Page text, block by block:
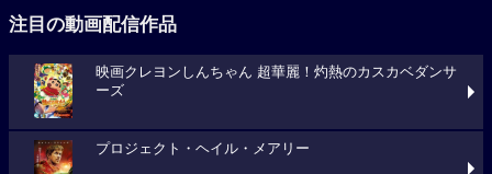
注目の動画配信作品
映画クレヨンしんちゃん 超華麗！灼熱のカスカベダンサ
ーズ
プロジェクト・ヘイル・メアリー